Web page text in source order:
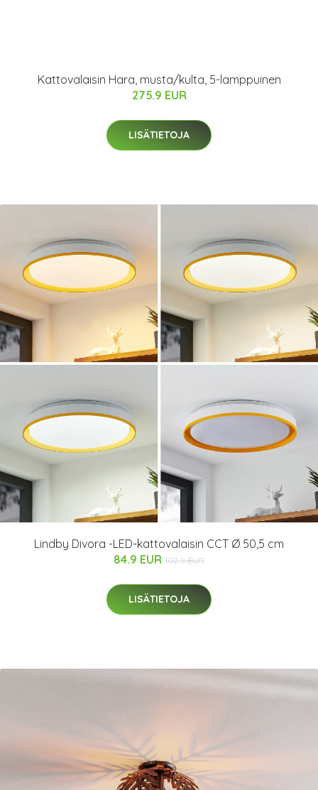
Kattovalaisin Hara, musta/kulta, 5-lamppuinen
275.9 EUR
LISÄTIETOJA
Lindby Divora -LED-kattovalaisin CCT Ø 50,5 cm
84.9 EUR 102.9 EUR
LISÄTIETOJA